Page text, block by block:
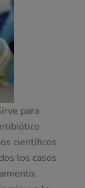
para
científicos
los casos